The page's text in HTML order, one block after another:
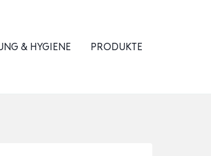
& HYGIENE PRODUKTE